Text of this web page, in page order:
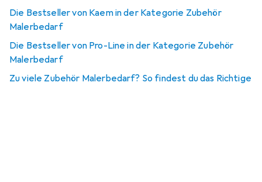
Die Bestseller von Kaem in der Kategorie Zubehör
Malerbedarf
Die Bestseller von Pro-Line in der Kategorie Zubehör
Malerbedarf
Zu viele Zubehör Malerbedarf? So findest du das Richtige